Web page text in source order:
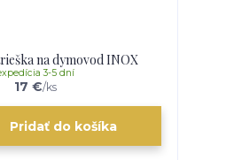
na dymovod INOX
17 €/ks
3-5 dní
Pridať do košíka